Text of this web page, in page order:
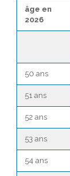
âge en
2026
50 ans
51 ans
52 ans
53 ans
54 ans